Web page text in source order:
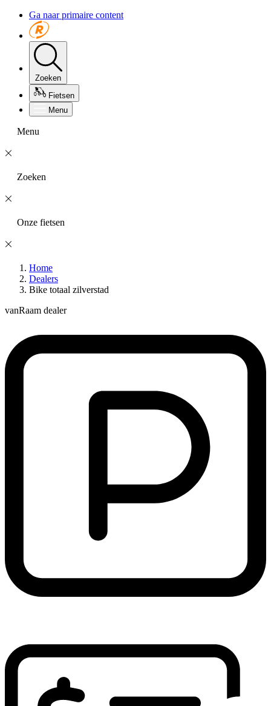
Ga naar primaire content
Zoeken
Fietsen
Menu
Menu
Zoeken
Onze fietsen
Home
Dealers
Bike totaal zilverstad
vanRaam dealer